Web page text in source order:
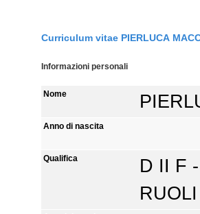
Curriculum vitae PIERLUCA
Informazioni personali
Nome
Anno di nascita
Qualifica
D II F
RUOLI